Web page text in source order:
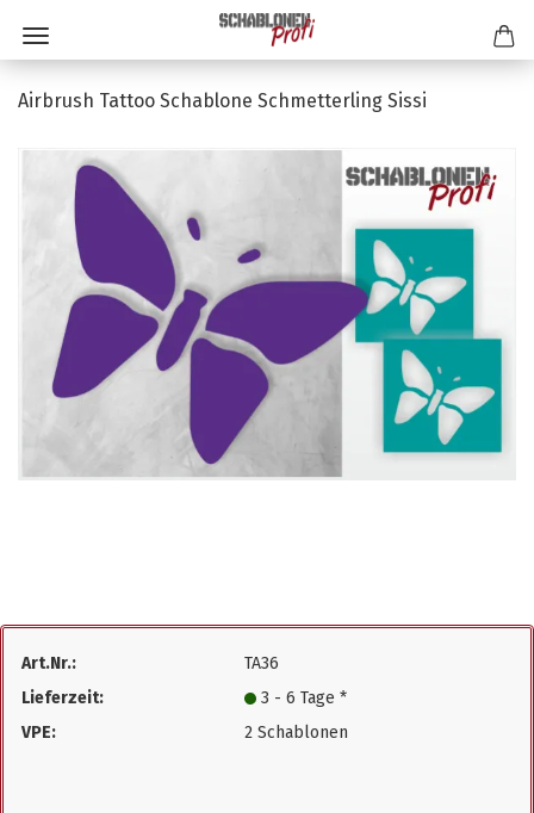
Airbrush Tattoo Schablone Schmetterling Sissi
Art.Nr.:
TA36
Lieferzeit:
3 - 6 Tage *
VPE:
2 Schablonen